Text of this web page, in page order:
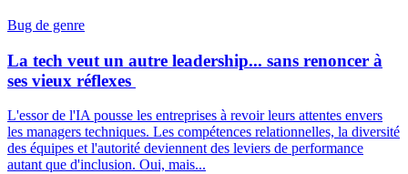
Bug de genre
La tech veut un autre leadership... sans renoncer à
ses vieux réflexes
L'essor de l'IA pousse les entreprises à revoir leurs attentes envers
les managers techniques. Les compétences relationnelles, la diversité
des équipes et l'autorité deviennent des leviers de performance
autant que d'inclusion. Oui, mais...